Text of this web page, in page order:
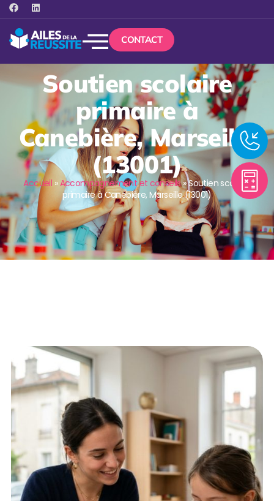
CONTACT
Soutien scolaire
primaire à
Canebière, Marseille
(13001)
Accueil »Accompagnement et conseils»Soutien scolaire
primaire à Canebière, Marseille (13001)